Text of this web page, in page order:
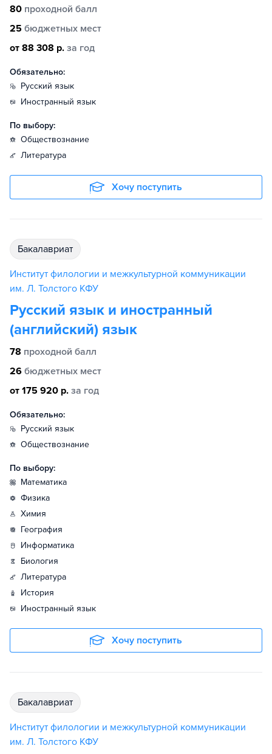
80 проходной балл
25 бюджетных мест
от 88 308 р. за год
Обязательно:
русский язык
иностранный язык
По выбору:
обществознание
литература
Хочу поступить
бакалавриат
Институт филологии и межкультурной коммуникации
им. Л. Толстого КФУ
Русский язык и иностранный
(английский) язык
78 проходной балл
26 бюджетных мест
от 175 920 р. за год
Обязательно:
русский язык
обществознание
По выбору:
математика
физика
химия
география
информатика
биология
литература
история
иностранный язык
Хочу поступить
бакалавриат
Институт филологии и межкультурной коммуникации
им. Л. Толстого КФУ